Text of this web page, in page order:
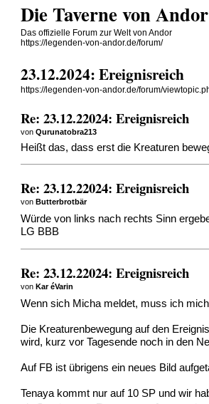
Die Taverne von Andor
Das offizielle Forum zur Welt von Andor
https://legenden-von-andor.de/forum/
23.12.2024: Ereignisreich
https://legenden-von-andor.de/forum/
Re: 23.12.22024: Ereignisreich
vonQurunatobra213
Heißt das, dass erst die Kreaturen
Re: 23.12.22024: Ereignisreich
vonButterbrotbär
Würde von links nach rechts Sinn
LG BBB
Re: 23.12.22024: Ereignisreich
vonKar éVarin
Wenn sich Micha meldet, muss ich
Die Kreaturenbewegung auf den
wird, kurz vor Tagesende noch in den
Auf FB ist übrigens ein neues Bild
Tenaya kommt nur auf 10 SP und wir